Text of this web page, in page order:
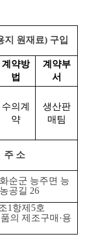
지 원재료) 구입
계약방
법
계약부
서
수의계
약
생산판
매팀
주 소
순군 능주면 능
공길 26
1 항제 5호
의 제조구매 ·용